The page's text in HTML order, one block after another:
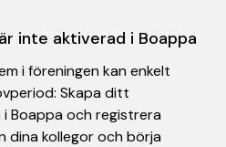
inte aktiverad i Boappa
i föreningen kan enkelt
Skapa ditt
Boappa och registrera
dina kollegor och börja